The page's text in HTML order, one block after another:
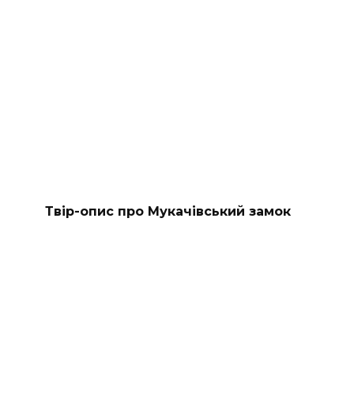
Твір-опис про Мукачівський замок